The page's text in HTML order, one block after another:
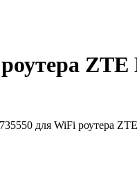
для WiFi роутера